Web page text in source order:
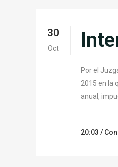
30
Oct
Por el
2015 en la
anual,
20:03 /